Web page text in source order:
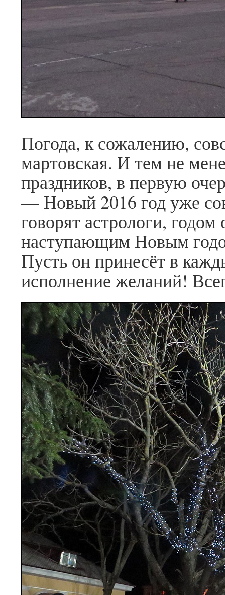
Погода, к сожалению,
мартовская. И тем не
праздников, в первую
— Новый 2016 год уже
говорят астрологи,
наступающим Новым
Пусть он принесёт в
исполнение желаний!